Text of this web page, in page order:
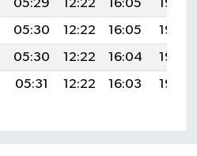
05:29 12:22 16:05
19:06
05:30 12:22 16:05
19:05
05:30 12:22 16:04
19:03
05:31 12:22 16:03 19:02